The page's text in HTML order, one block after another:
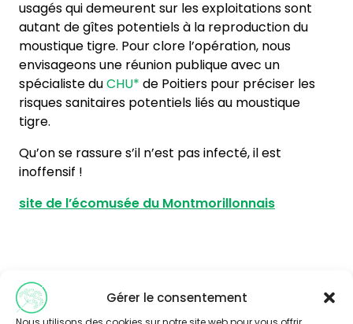
Gérer le consentement
usagés qui demeurent sur les exploitations sont
autant de gîtes potentiels à la reproduction du
moustique tigre. Pour clore l’opération, nous
envisageons une réunion publique avec un
spécialiste duCHU* de Poitiers pour préciser les
risques sanitaires potentiels liés au moustique
tigre.
Qu’on se rassure s’il n’est pas infecté, il est
inoffensif !
site de l’écomusée du Montmorillonnais